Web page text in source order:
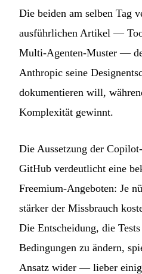
Die beiden am selben Tag
ausführlichen Artikel —
Multi-Agenten-Muster —
Anthropic seine
dokumentieren will,
Komplexität gewinnt.
Die Aussetzung der
GitHub verdeutlicht eine
Freemium-Angeboten: Je
stärker der Missbrauch
Die Entscheidung, die
Bedingungen zu ändern,
Ansatz wider — lieber